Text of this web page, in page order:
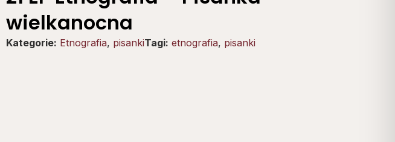
wielkanocna
Kategorie: Etnografia, pisankiTagi: etnografia, pisanki